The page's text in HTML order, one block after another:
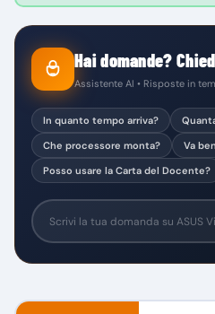
Hai domande?
Assistente AI • Risposte in
In quanto tempo arriva?
Che processore monta?
Va
Posso usare la Carta del Docente?